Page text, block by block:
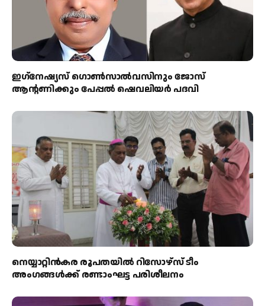
ഇഗ്‌നേഷ്യസ് ഗൊൺസാൽവസിനും ജോസ്
ആന്റണിക്കും പേപ്പൽ ഷെവലിയർ പദവി
നെയ്യാറ്റിൻകര രൂപതയിൽ റിസോഴ്സ് ടീം
അംഗങ്ങൾക്ക് രണ്ടാംഘട്ട പരിശീലനം